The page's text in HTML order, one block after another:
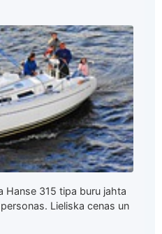
Hanse 315 tipa buru jahta
Lieliska cenas un